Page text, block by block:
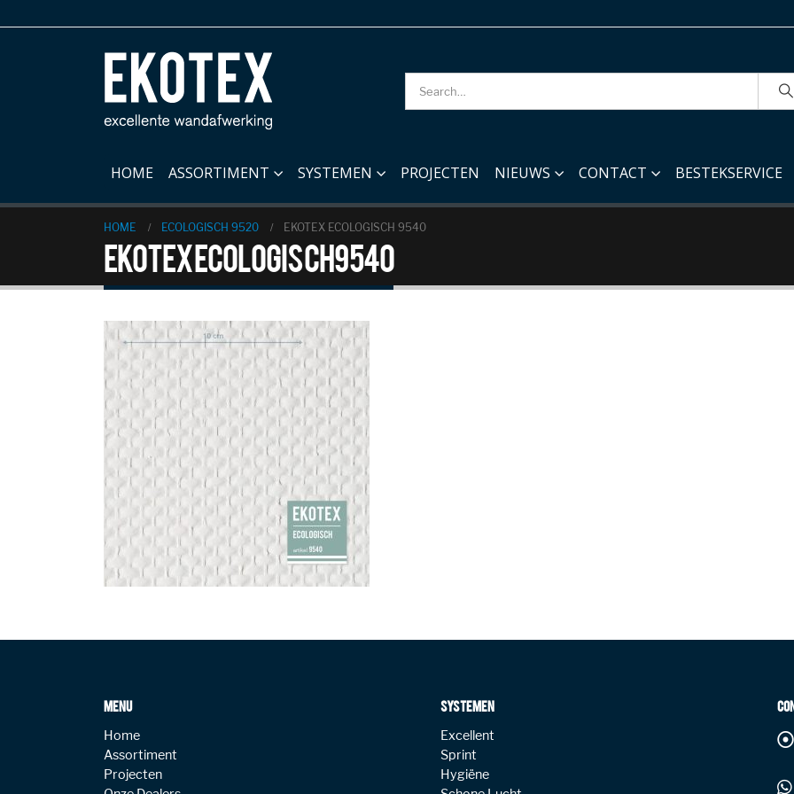
HOME ASSORTIMENT SYSTEMEN PROJECTEN NIEUWS CONTACT BESTEKSERVICE
HOME ECOLOGISCH 9520 EKOTEX ECOLOGISCH 9540
EKOTEX ECOLOGISCH 9540
MENU
Home
Assortiment
Projecten
SYSTEMEN
Excellent
Sprint
Hygiëne